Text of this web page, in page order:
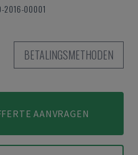
2016-00001
BETALINGSMETHODEN
AANVRAGEN